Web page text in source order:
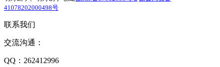
41078202000498号
联系我们
交流沟通：
QQ：262412996